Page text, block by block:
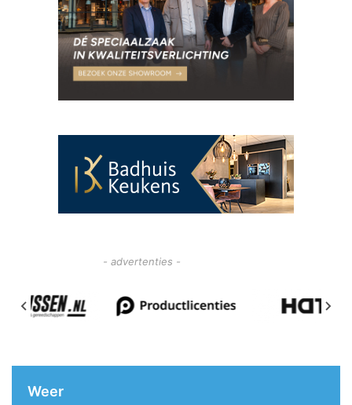
- advertenties -
Weer